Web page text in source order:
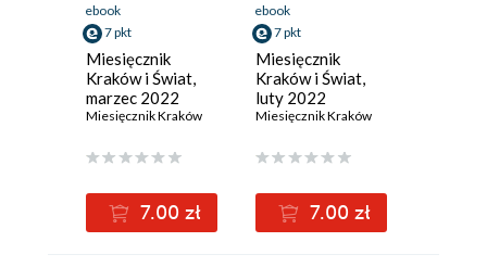
ebook
7 pkt
Miesięcznik
Kraków i Świat,
marzec 2022
Miesięcznik Kraków
7.00 zł
ebook
7 pkt
Miesięcznik
Kraków i Świat,
luty 2022
Miesięcznik Kraków
7.00 zł